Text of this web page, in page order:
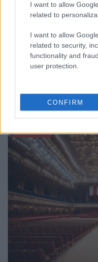
I want to allow
related to
I want to allow
related to security,
functionality and
user protection.
CONFIRM
À lire aussi
POLITIQUE